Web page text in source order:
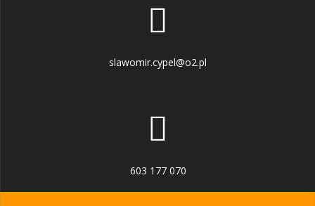
slawomir.cypel@o2.pl
603 177 070